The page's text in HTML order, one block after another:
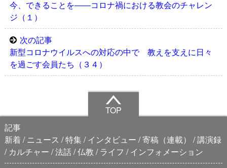
今、できることを――コロナ禍における教会のチャレン
ジ（１）
次の記事
新型コロナウイルスへの対応の中で 教えを支えに日々
を過ごす会員たち（３４）
TOP
記事
新着
ニュース 特集 インタビュー 寄稿（連載）
講演録
カルチャー 法話 仏教 ライフ
インフォメーション